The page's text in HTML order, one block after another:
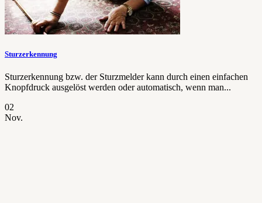
Sturzerkennung
Sturzerkennung bzw. der Sturzmelder kann durch einen einfachen
Knopfdruck ausgelöst werden oder automatisch, wenn man...
02
Nov.